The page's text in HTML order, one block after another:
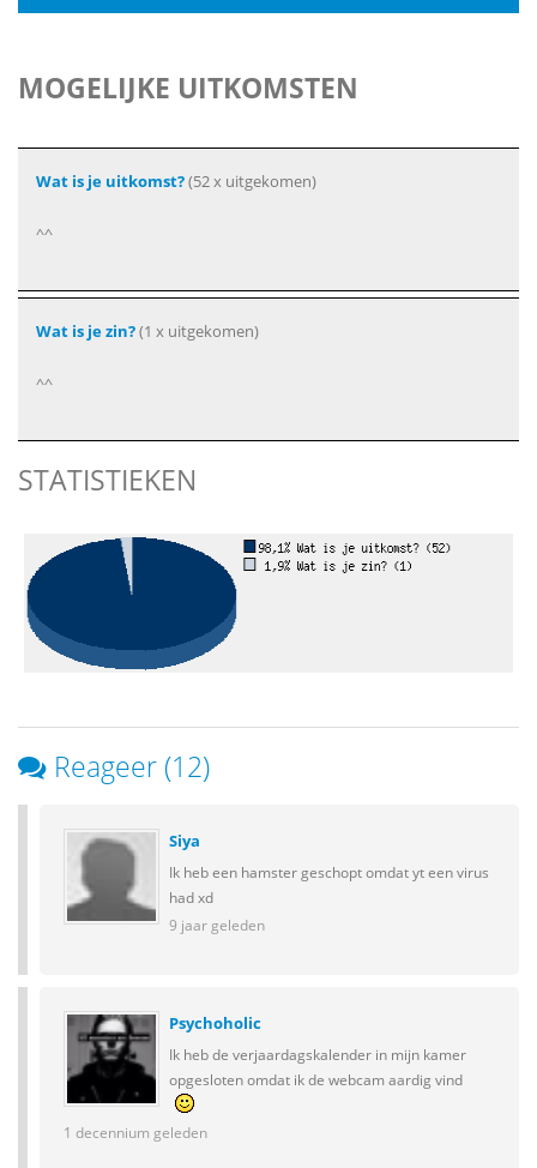
MOGELIJKE UITKOMSTEN
Wat is je uitkomst?(52 x uitgekomen)
^^
Wat is je zin?(1 x uitgekomen)
^^
STATISTIEKEN
Reageer (12)
Siya
Ik heb een hamster geschopt omdat yt een virus
had xd
9 jaar geleden
Psychoholic
Ik heb de verjaardagskalender in mijn kamer
opgesloten omdat ik de webcam aardig vind
1 decennium geleden